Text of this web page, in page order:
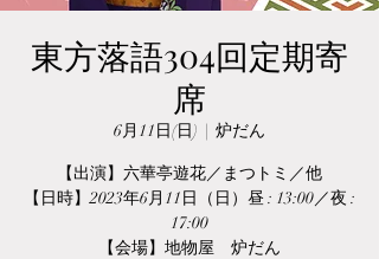
東方落語304回定期寄
席
6月11日(日)
  |
炉だん
【出演】六華亭遊花／まつトミ／他
【日時】2023年6月11日（日）昼 : 13:00／夜 :
17:00
【会場】地物屋 炉だん